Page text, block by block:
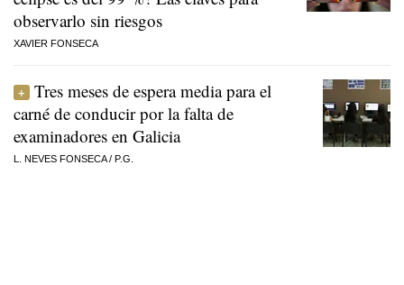
observarlo sin riesgos
XAVIER FONSECA
Tres meses de espera media para el
carné de conducir por la falta de
examinadores en Galicia
L. NEVES FONSECA/ P.G.